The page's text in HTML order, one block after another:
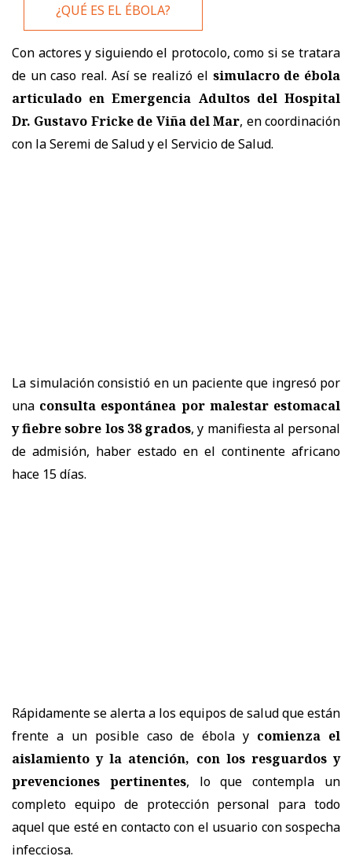
¿QUÉ ES EL ÉBOLA?
Con actores y siguiendo el protocolo, como si se tratara
de un caso real. Así se realizó el simulacro de ébola
articulado en Emergencia Adultos del Hospital
Dr. Gustavo Fricke de Viña del Mar, en coordinación
con la Seremi de Salud y el Servicio de Salud.
La simulación consistió en un paciente que ingresó por
una consulta espontánea por malestar estomacal
y fiebre sobre los 38 grados, y manifiesta al personal
de admisión, haber estado en el continente africano
hace 15 días.
Rápidamente se alerta a los equipos de salud que están
frente a un posible caso de ébola y comienza el
aislamiento y la atención, con los resguardos y
prevenciones pertinentes, lo que contempla un
completo equipo de protección personal para todo
aquel que esté en contacto con el usuario con sospecha
infecciosa.